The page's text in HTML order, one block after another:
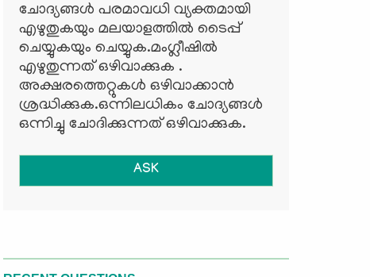
ചോദ്യങ്ങള്‍ പരമാവധി വ്യക്തമായി
എഴുതുകയും മലയാളത്തില്‍ ടൈപ്പ്
ചെയ്യുകയും ചെയ്യുക.മംഗ്ലീഷില്‍
എഴുതുന്നത് ഒഴിവാക്കുക .
അക്ഷരത്തെറ്റുകള്‍ ഒഴിവാക്കാന്‍
ശ്രദ്ധിക്കുക.ഒന്നിലധികം ചോദ്യങ്ങള്‍
ഒന്നിച്ചു ചോദിക്കുന്നത് ഒഴിവാക്കുക.
ASK